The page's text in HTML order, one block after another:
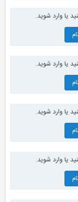
وارد شوید.
وارد شوید.
وارد شوید.
وارد شوید.